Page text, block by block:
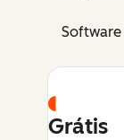
Software
Grátis